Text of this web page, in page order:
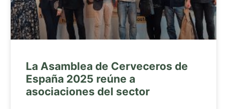
La Asamblea de Cerveceros de
España 2025 reúne a
asociaciones del sector